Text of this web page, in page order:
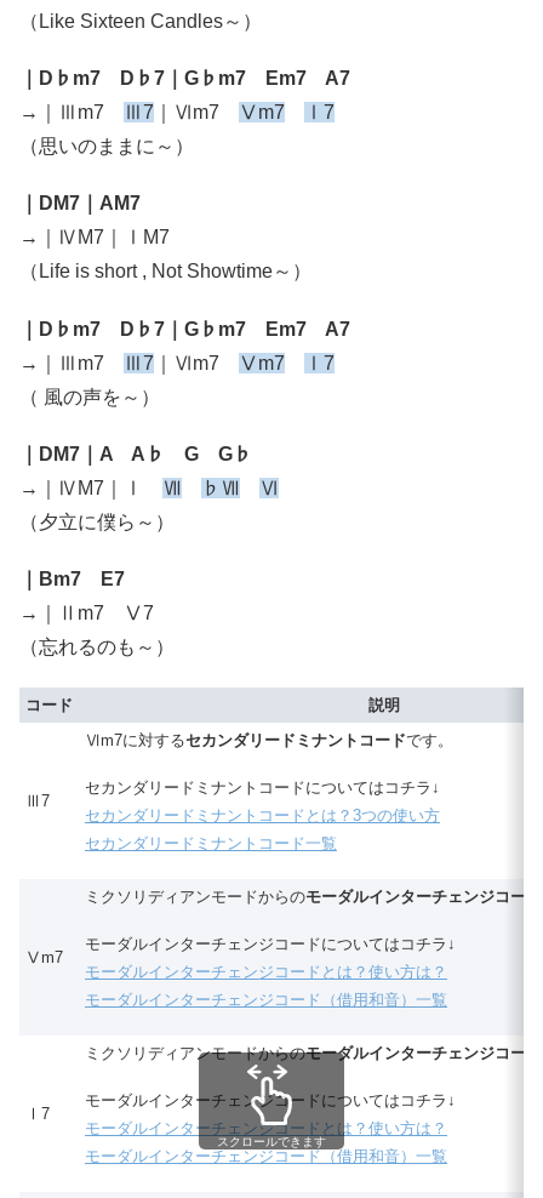
（Like Sixteen Candles～）
｜D♭m7 D♭7｜G♭m7 Em7 A7
→｜Ⅲm7
Ⅲ7 ｜Ⅵm7 Ⅴm7
Ⅰ7
（思いのままに～）
｜DM7｜AM7
→｜ⅣM7｜ⅠM7
（Life is short , Not Showtime～）
｜D♭m7 D♭7｜G♭m7 Em7 A7
→｜Ⅲm7
Ⅲ7 ｜Ⅵm7 Ⅴm7
Ⅰ7
（ 風の声を～）
｜DM7｜A A♭ G G♭
→｜ⅣM7｜Ⅰ
Ⅶ ♭Ⅶ
Ⅵ
（夕立に僕ら～）
｜Bm7 E7
→｜Ⅱm7 Ⅴ7
（忘れるのも～）
コード 説明
Ⅲ7
Ⅵm7に対するセカンダリードミナントコードです。
セカンダリードミナントコードについてはコチラ↓
セカンダリードミナントコードとは？3つの使い方
セカンダリードミナントコード一覧
Ⅴm7
ミクソリディアンモードからのモーダルインターチェンジコー
モーダルインターチェンジコードについてはコチラ↓
モーダルインターチェンジコードとは？使い方は？
モーダルインターチェンジコード（借用和音）一覧
Ⅰ7
ミクソリディアンモードからのモーダルインターチェンジコー
モーダルインターチェンジコードについてはコチラ↓
モーダルインターチェンジコードとは？使い方は？
モーダルインターチェンジコード（借用和音）一覧
スクロールできます